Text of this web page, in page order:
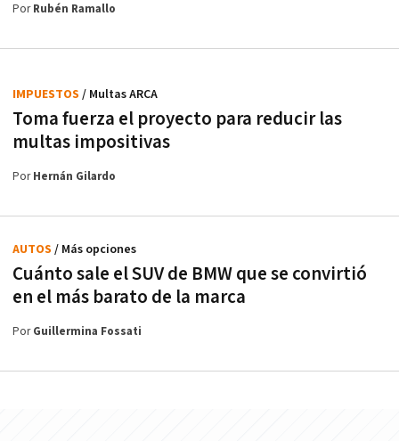
PorRubén Ramallo
Toma fuerza el proyecto para reducir las
multas impositivas
IMPUESTOS / Multas ARCA
PorHernán Gilardo
Cuánto sale el SUV de BMW que se convirtió
en el más barato de la marca
AUTOS / Más opciones
PorGuillermina Fossati